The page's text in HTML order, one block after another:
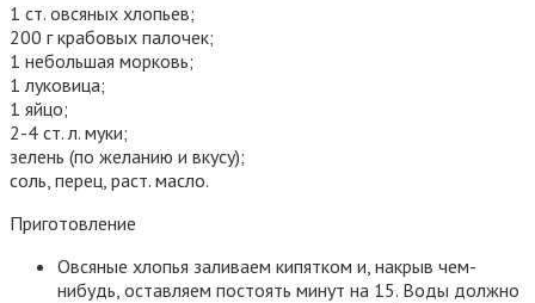
1 ст. овсяных хлопьев;
200 г крабовых палочек;
1 небольшая морковь;
1 луковица;
1 яйцо;
2-4 ст. л. муки;
зелень (по желанию и вкусу);
соль, перец, раст. масло.
Приготовление
Овсяные хлопья заливаем кипятком и, накрыв чем-
нибудь, оставляем постоять минут на 15. Воды должно